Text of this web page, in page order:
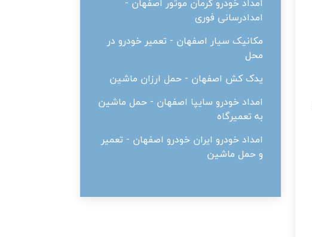
امدادرسانی فوری
مکانیک سیار اصفهان - تعمیر خودرو در
محل
یدک کش اصفهان - حمل ارزان ماشین
امداد خودرو سایپا اصفهان - حمل ماشین
به تعمیرگاه
امداد خودرو ایران خودرو اصفهان - تعمیر
و حمل ماشین